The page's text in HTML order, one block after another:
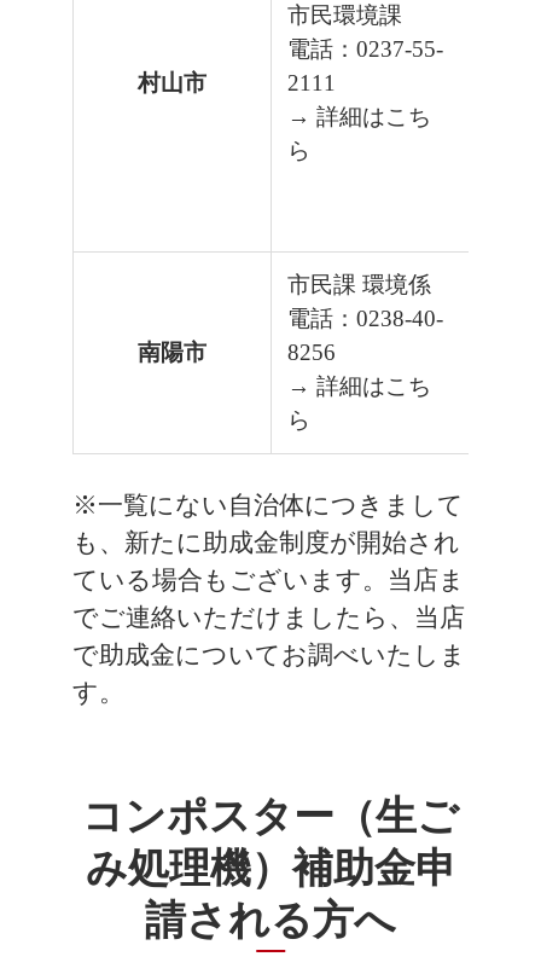
村山市
市民環境課
電話：0237-55-
2111
→ 詳細はこち
ら
南陽市
市民課 環境係
電話：0238-40-
8256
→ 詳細はこち
ら
※一覧にない自治体につきまして
も、新たに助成金制度が開始され
ている場合もございます。当店ま
でご連絡いただけましたら、当店
で助成金についてお調べいたしま
す。
コンポスター（生ご
み処理機）補助金申
請される方へ